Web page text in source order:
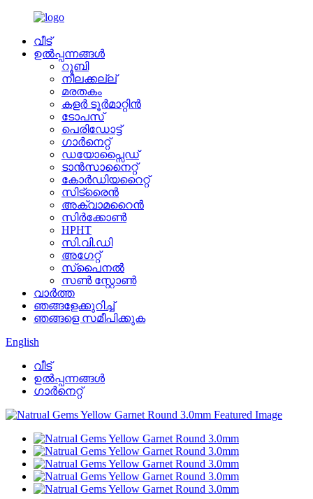
വീട്
ഉൽപ്പന്നങ്ങൾ
റൂബി
നീലക്കല്ല്
മരതകം
കളർ ടൂർമാറ്റിൻ
ടോപസ്
പെരിഡോട്ട്
ഗാർനെറ്റ്
ഡയോപ്സൈഡ്
ടാൻസാനൈറ്റ്
കോർഡിയറൈറ്റ്
സിട്രൈൻ
അക്വാമറൈൻ
സിർക്കോൺ
HPHT
സി.വി.ഡി
അഗേറ്റ്
സ്പൈനൽ
സൺ സ്റ്റോൺ
വാർത്ത
ഞങ്ങളേക്കുറിച്ച്
ഞങ്ങളെ സമീപിക്കുക
English
വീട്
ഉൽപ്പന്നങ്ങൾ
ഗാർനെറ്റ്